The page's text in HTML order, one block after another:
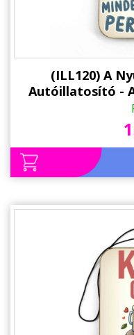
(ILL120) A
Autóillatosító -